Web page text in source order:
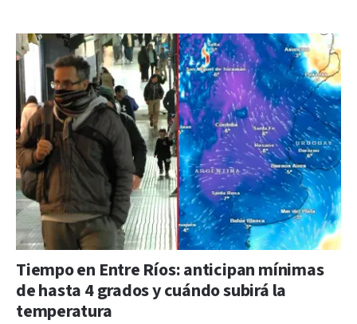
Tiempo en Entre Ríos: anticipan mínimas
de hasta 4 grados y cuándo subirá la
temperatura